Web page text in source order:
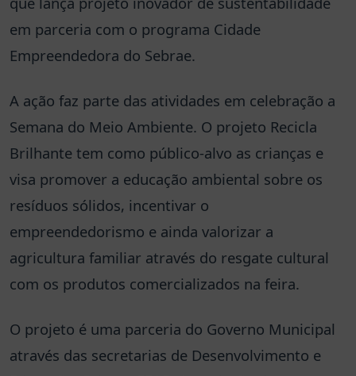
em parceria com o programa Cidade
Empreendedora do Sebrae.
A ação faz parte das atividades em celebração a
Semana do Meio Ambiente. O projeto Recicla
Brilhante tem como público-alvo as crianças e
visa promover a educação ambiental sobre os
resíduos sólidos, incentivar o
empreendedorismo e ainda valorizar a
agricultura familiar através do resgate cultural
com os produtos comercializados na feira.
O projeto é uma parceria do Governo Municipal
através das secretarias de Desenvolvimento e